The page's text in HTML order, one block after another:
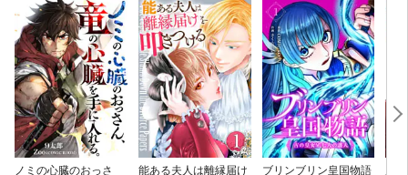
ノミの心臓のおっさ 能ある夫人は離縁届け ブリンブリン皇国物語